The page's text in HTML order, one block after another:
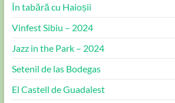
În tabără cu Haioșii
Vinfest Sibiu – 2024
Jazz in the Park – 2024
Setenil de las Bodegas
El Castell de Guadalest